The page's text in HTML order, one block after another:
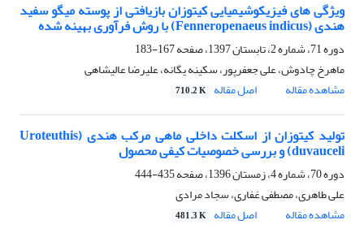
ویژگی های فیزیکوشیمیایی کیتوزان بازیافتی از پوسته میگو سفید
هندی (Fenneropenaeus indicus) با روش فرآوری بهینه شده
دوره 71، شماره 2، تابستان 1397، صفحه
167-183
ماهرخ چادوش، علی جعفرپور، سکینه یگانه، علیرضا عالیشاهی
مشاهده مقاله
اصل مقاله 710.2 K
تولید کیتوزان از اسکلت داخلی ماهی مرکب هندی (Uroteuthis
duvauceli) و بررسی خصوصیات کیفی محصول
دوره 70، شماره 4، زمستان 1396، صفحه
435-444
علی طاهری، مصطفی غفاری، سجاد مرادی
مشاهده مقاله
اصل مقاله 481.3 K